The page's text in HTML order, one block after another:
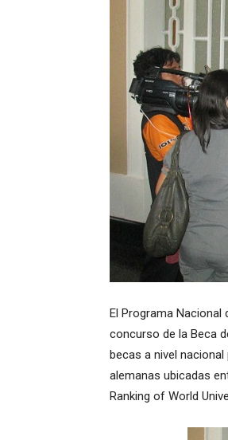
El Programa Nacional
concurso de la Beca
becas a nivel
alemanas ubicadas
Ranking of World